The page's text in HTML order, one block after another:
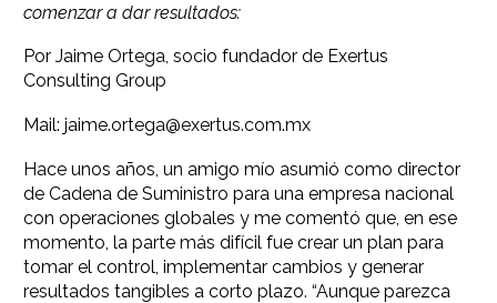
comenzar a dar resultados:
Por Jaime Ortega, socio fundador de Exertus
Consulting Group
Mail: jaime.ortega@exertus.com.mx
Hace unos años, un amigo mío asumió como director
de Cadena de Suministro para una empresa nacional
con operaciones globales y me comentó que, en ese
momento, la parte más difícil fue crear un plan para
tomar el control, implementar cambios y generar
resultados tangibles a corto plazo. “Aunque parezca